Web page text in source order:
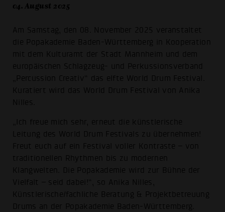
04. August 2025
Am Samstag, den 08. November 2025 veranstaltet
die Popakademie Baden-Württemberg in Kooperation
mit dem Kulturamt der Stadt Mannheim und dem
europäischen Schlagzeug- und Perkussionsverband
„Percussion Creativ“ das elfte World Drum Festival.
Kuratiert wird das World Drum Festival von Anika
Nilles.
„Ich freue mich sehr, erneut die künstlerische
Leitung des World Drum Festivals zu übernehmen!
Freut euch auf ein Festival voller Kontraste – von
traditionellen Rhythmen bis zu modernen
Klangwelten. Die Popakademie wird zur Bühne der
Vielfalt – seid dabei!“, so Anika Nilles,
Künstlerische/fachliche Beratung & Projektbetreuung
Drums an der Popakademie Baden-Württemberg.